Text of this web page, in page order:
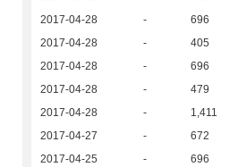
2017-04-28
- 696
2017-04-28
- 405
2017-04-28
- 696
2017-04-28
- 479
2017-04-28
- 1,411
2017-04-27
- 672
2017-04-25
- 696